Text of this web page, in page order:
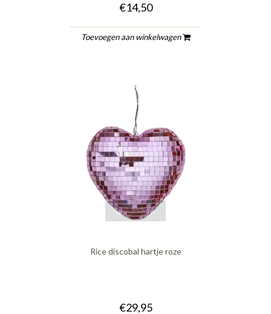
€14,50
Toevoegen aan winkelwagen
quickshop
Rice discobal hartje roze
€29,95